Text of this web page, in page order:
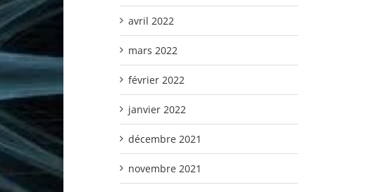
avril 2022
mars 2022
février 2022
janvier 2022
décembre 2021
novembre 2021